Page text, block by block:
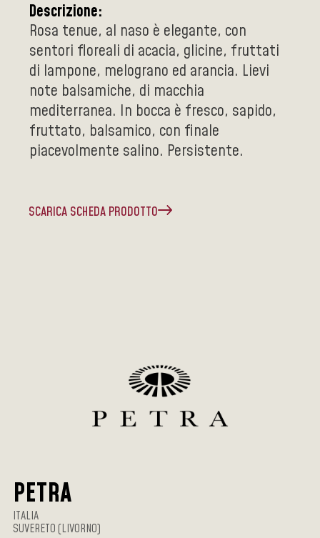
Descrizione:
Rosa tenue, al naso è elegante, con
sentori floreali di acacia, glicine, fruttati
di lampone, melograno ed arancia. Lievi
note balsamiche, di macchia
mediterranea. In bocca è fresco, sapido,
fruttato, balsamico, con finale
piacevolmente salino. Persistente.
SCARICA SCHEDA PRODOTTO
PETRA
ITALIA
SUVERETO (LIVORNO)